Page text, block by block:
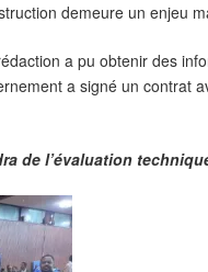
demeure un enjeu
a pu obtenir des
a signé un contrat
de l’évaluation